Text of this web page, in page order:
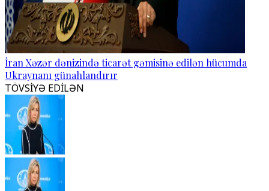
İran Xəzər dənizində ticarət gəmisinə edilən hücumda
Ukraynanı günahlandırır
TÖVSİYƏ EDİLƏN